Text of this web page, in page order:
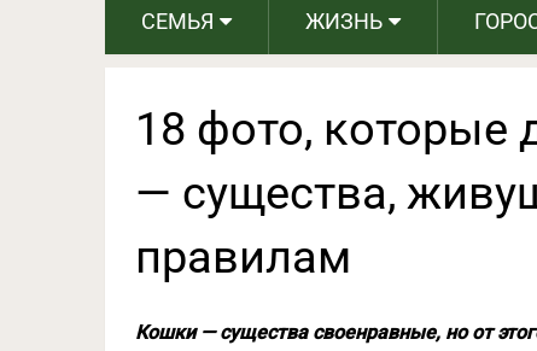
СЕМЬЯ ЖИЗНЬ
18 фото, которые
— существа,
правилам
Кошки — существа своенравные, но от